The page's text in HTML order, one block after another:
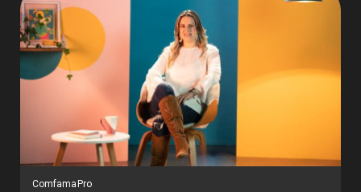
ComfamaPro